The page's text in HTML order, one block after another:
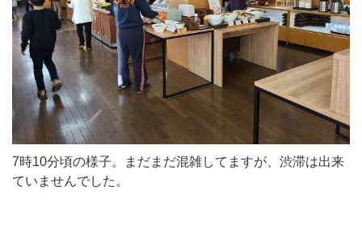
7時10分頃の様子。まだまだ混雑してますが、渋滞は出来
ていませんでした。